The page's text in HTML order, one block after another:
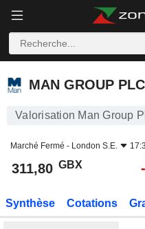
MAN GROUP PLC
MAN GROUP PLC
Valorisation Man Group
Marché Fermé - London S.E.
311,80 GBX
Synthèse Cotations